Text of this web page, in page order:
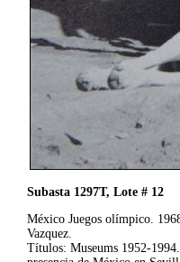
Subasta 1297T, Lote # 12
México Juegos olímpico.
Vazquez.
Títulos: Museums 1952-